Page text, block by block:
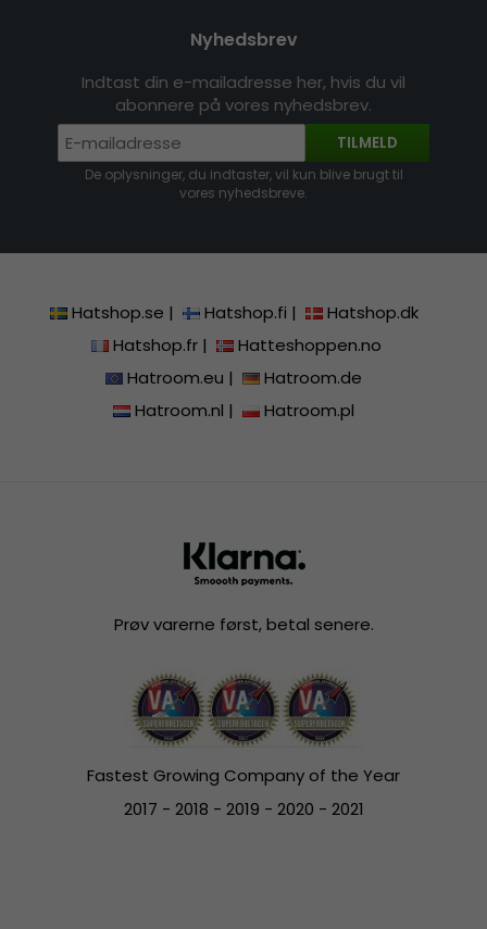
Nyhedsbrev
Indtast din e-mailadresse her, hvis du vil
abonnere på vores nyhedsbrev.
TILMELD
De oplysninger, du indtaster, vil kun blive brugt til
vores nyhedsbreve.
Hatshop.se | Hatshop.fi |
Hatshop.dk
Hatshop.fr|
Hatteshoppen.no
Hatroom.eu |
Hatroom.de
Hatroom.nl | Hatroom.pl
Prøv varerne først, betal senere.
Fastest Growing Company of the Year
2017 - 2018 - 2019 - 2020 - 2021